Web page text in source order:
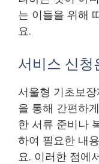
는 이들을 위해
요.
서비스 신청
서울형 기초보
을 통해 간편하
한 서류 준비나
하여 필요한 내
요. 이러한 점에